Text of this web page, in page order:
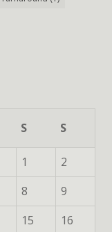
S S
1
2
8
9
15 16